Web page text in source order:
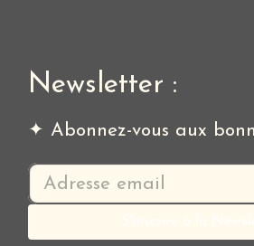
Newsletter :
✦ Abonnez-vous aux